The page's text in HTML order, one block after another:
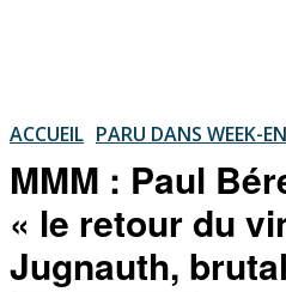
ACCUEIL PARU DANS WEEK-
MMM : Paul
« le retour du
Jugnauth,